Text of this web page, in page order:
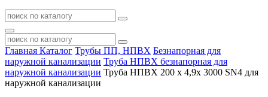
Главная Каталог Трубы ПП, НПВХ Безнапорная для
наружной канализации Труба НПВХ безнапорная для
наружной канализации Труба НПВХ 200 х 4,9х 3000 SN4 для
наружной канализации